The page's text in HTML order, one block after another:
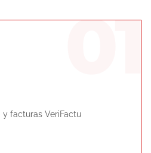
01
y facturas VeriFactu